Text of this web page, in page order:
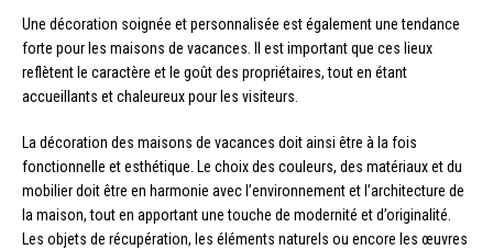
Une décoration soignée et personnalisée est également une tendance
forte pour les maisons de vacances. Il est important que ces lieux
reflètent le caractère et le goût des propriétaires, tout en étant
accueillants et chaleureux pour les visiteurs.
La décoration des maisons de vacances doit ainsi être à la fois
fonctionnelle et esthétique. Le choix des couleurs, des matériaux et du
mobilier doit être en harmonie avec l’environnement et l’architecture de
la maison, tout en apportant une touche de modernité et d’originalité.
Les objets de récupération, les éléments naturels ou encore les œuvres